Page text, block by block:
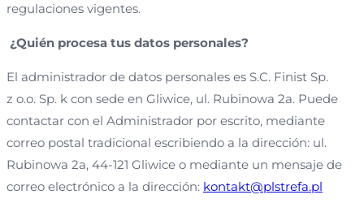
regulaciones vigentes.
¿Quién procesa tus datos personales?
El administrador de datos personales es S.C. Finist Sp.
z o.o. Sp. k con sede en Gliwice, ul. Rubinowa 2a. Puede
contactar con el Administrador por escrito, mediante
correo postal tradicional escribiendo a la dirección: ul.
Rubinowa 2a, 44-121 Gliwice o mediante un mensaje de
correo electrónico a la dirección: kontakt@plstrefa.pl